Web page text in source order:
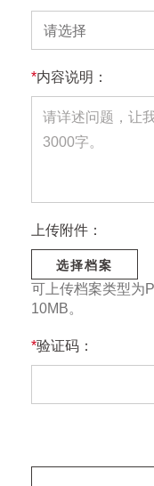
请选择
*内容说明：
上传附件：
选择档案
可上传档案类型为
10MB。
*验证码：